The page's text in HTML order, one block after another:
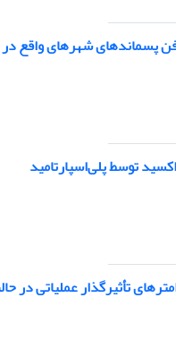
شهر‌های واقع در
توسط پلی‌اسپارتامید
تأثیرگذار عملیاتی در